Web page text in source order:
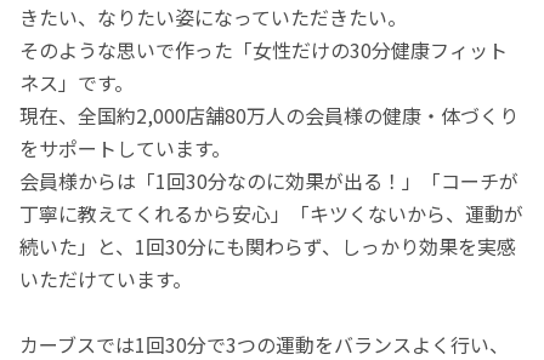
きたい、なりたい姿になっていただきたい。
そのような思いで作った「女性だけの30分健康フィット
ネス」です。
現在、全国約2,000店舗80万人の会員様の健康・体づくり
をサポートしています。
会員様からは「1回30分なのに効果が出る！」「コーチが
丁寧に教えてくれるから安心」「キツくないから、運動が
続いた」と、1回30分にも関わらず、しっかり効果を実感
いただけています。
カーブスでは1回30分で3つの運動をバランスよく行い、